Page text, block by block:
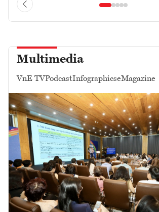
Multimedia
VnE TVPodcastInfographicseMagazine